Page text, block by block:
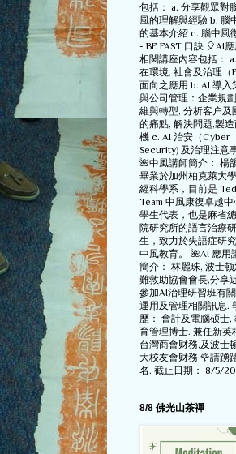
包括： a. 分享觀眾對
風的理解與經驗 b. 腦
的基本介紹 c. 腦中風
- BE FAST 口訣 🎈AI應
相関講座內容包括：
在環境, 社會及治理（
面向之應用 b. AI 導入
與公司管理：企業規
維與轉型, 分析客户及
的痛點, 解決問題,製
機 c. AI 治安（Cyber
Security) 及治理注意
🌺中風講師簡介： 楊
畢業於加州柏克萊大
經科學系，目前是
Team 中風康復卓越中
學生代表，也是麻省
院研究所的語言治療
生，致力於失語症研
中風教育。 🌺AI 應用
簡介： 林麗珠, 波士顿
難救助協會會長,分享
參加AI治理研習班有
運用及管理相關訊息.
歷： 會計及電腦硕士,
育管理博士. 兼任新英
台灣商會财務,及波士
大校友會财務 🌹請踴
名. 截止日期： 8/5/
8/8 佛光山茶禪